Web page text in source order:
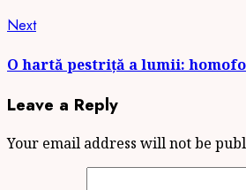
NextNext
O hartă pestriță a lumii:
Leave a Reply
Your email address will not be